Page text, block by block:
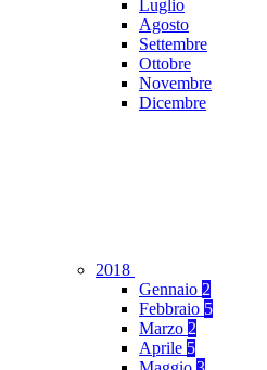
Luglio
Agosto
Settembre
Ottobre
Novembre
Dicembre
2018
Gennaio 2
Febbraio 5
Marzo 2
Aprile 5